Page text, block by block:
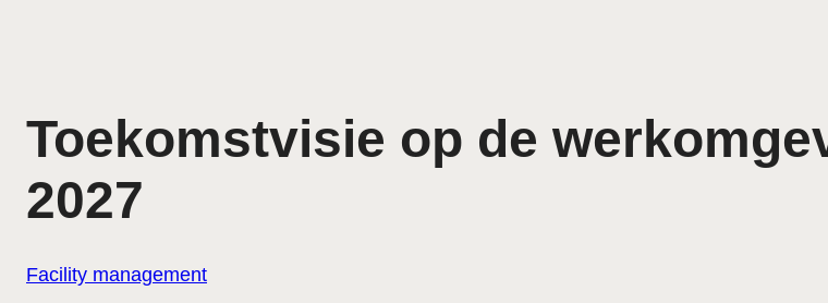
Toekomstvisie op de
2027
Facility management